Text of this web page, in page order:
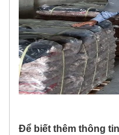
Để biết thêm thông